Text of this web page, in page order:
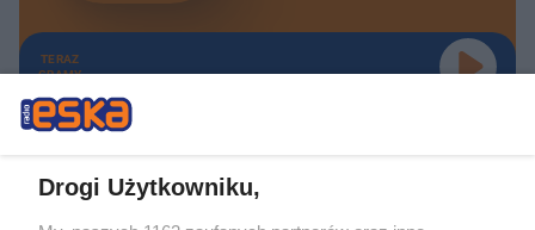
TERAZ
GRAMY
Drogi Użytkowniku,